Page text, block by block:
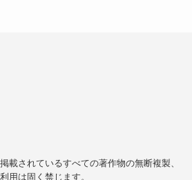
載されているすべての著作物の無断複製、
用は固く禁じます。